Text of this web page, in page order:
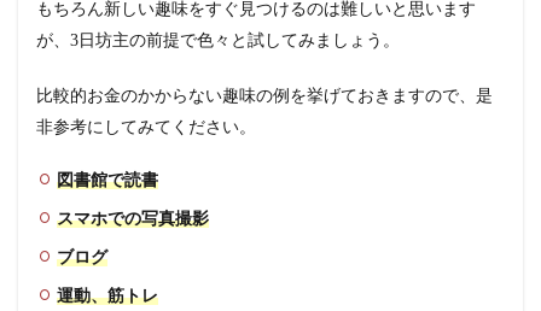
もちろん新しい趣味をすぐ見つけるのは難しいと思います
が、3日坊主の前提で色々と試してみましょう。
比較的お金のかからない趣味の例を挙げておきますので、是
非参考にしてみてください。
図書館で読書
スマホでの写真撮影
ブログ
運動、筋トレ